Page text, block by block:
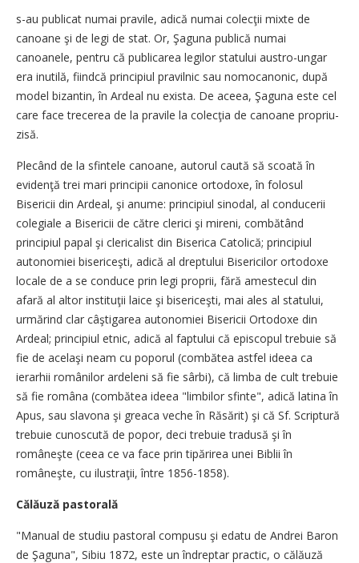
s-au publicat numai pravile, adică numai colecţii mixte de
canoane şi de legi de stat. Or, Şaguna publică numai
canoanele, pentru că publicarea legilor statului austro-ungar
era inutilă, fiindcă principiul pravilnic sau nomocanonic, după
model bizantin, în Ardeal nu exista. De aceea, Şaguna este cel
care face trecerea de la pravile la colecţia de canoane propriu-
zisă.
Plecând de la sfintele canoane, autorul caută să scoată în
evidenţă trei mari principii canonice ortodoxe, în folosul
Bisericii din Ardeal, şi anume: principiul sinodal, al conducerii
colegiale a Bisericii de către clerici şi mireni, combătând
principiul papal şi clericalist din Biserica Catolică; principiul
autonomiei bisericeşti, adică al dreptului Bisericilor ortodoxe
locale de a se conduce prin legi proprii, fără amestecul din
afară al altor instituţii laice şi bisericeşti, mai ales al statului,
urmărind clar câştigarea autonomiei Bisericii Ortodoxe din
Ardeal; principiul etnic, adică al faptului că episcopul trebuie să
fie de acelaşi neam cu poporul (combătea astfel ideea ca
ierarhii românilor ardeleni să fie sârbi), că limba de cult trebuie
să fie româna (combătea ideea "limbilor sfinte", adică latina în
Apus, sau slavona şi greaca veche în Răsărit) şi că Sf. Scriptură
trebuie cunoscută de popor, deci trebuie tradusă şi în
româneşte (ceea ce va face prin tipărirea unei Biblii în
româneşte, cu ilustraţii, între 1856-1858).
Călăuză pastorală
"Manual de studiu pastoral compusu şi edatu de Andrei Baron
de Şaguna", Sibiu 1872, este un îndreptar practic, o călăuză